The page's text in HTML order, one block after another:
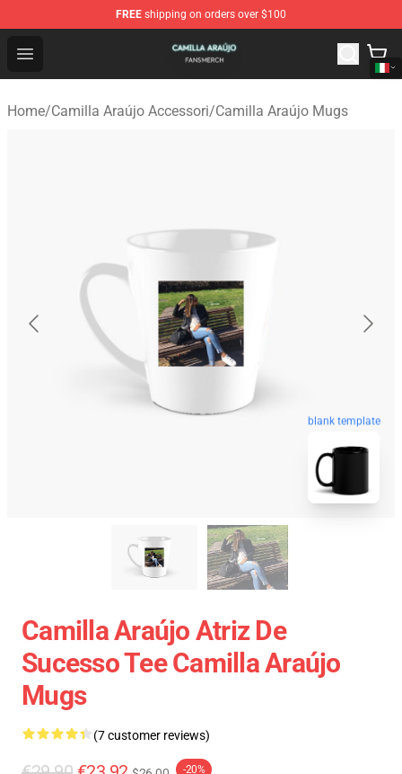
FREE shipping on orders over $100
Open menu
Camilla Araújo Shop - Official Camilla Araújo
Home/Camilla Araújo Accessori/Camilla Araújo Mugs
blank template
Camilla Araújo Atriz De
Sucesso Tee Camilla Araújo
Mugs
(7 customer reviews)
-20%